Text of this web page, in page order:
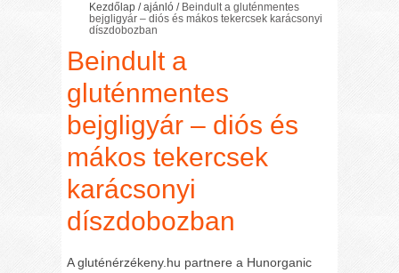
Kezdőlap /ajánló / Beindult a gluténmentes
bejgligyár – diós és mákos tekercsek karácsonyi
díszdobozban
Beindult a
gluténmentes
bejgligyár – diós és
mákos tekercsek
karácsonyi
díszdobozban
A gluténérzékeny.hu partnere a Hunorganic